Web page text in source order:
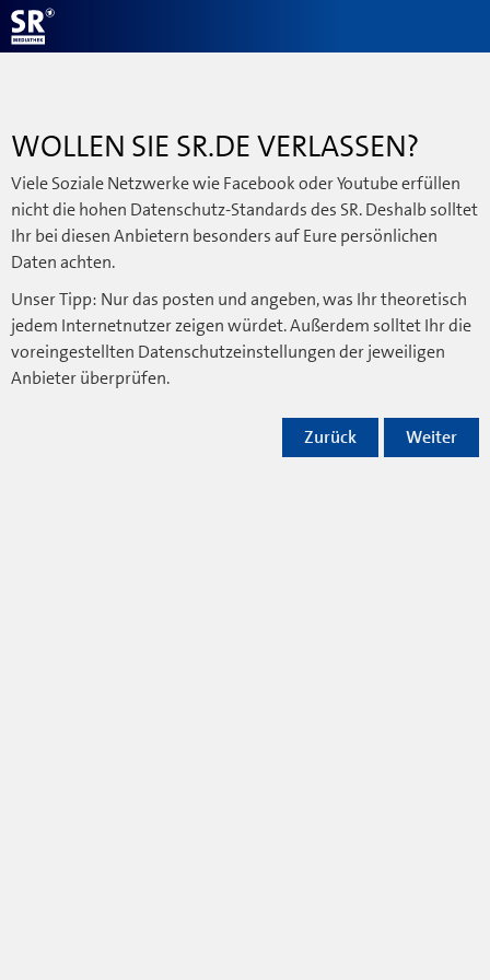
WOLLEN SIE SR.DE VERLASSEN?
Viele Soziale Netzwerke wie Facebook oder Youtube erfüllen
nicht die hohen Datenschutz-Standards des SR. Deshalb solltet
Ihr bei diesen Anbietern besonders auf Eure persönlichen
Daten achten.
Unser Tipp: Nur das posten und angeben, was Ihr theoretisch
jedem Internetnutzer zeigen würdet. Außerdem solltet Ihr die
voreingestellten Datenschutzeinstellungen der jeweiligen
Anbieter überprüfen.
Weiter
Zurück